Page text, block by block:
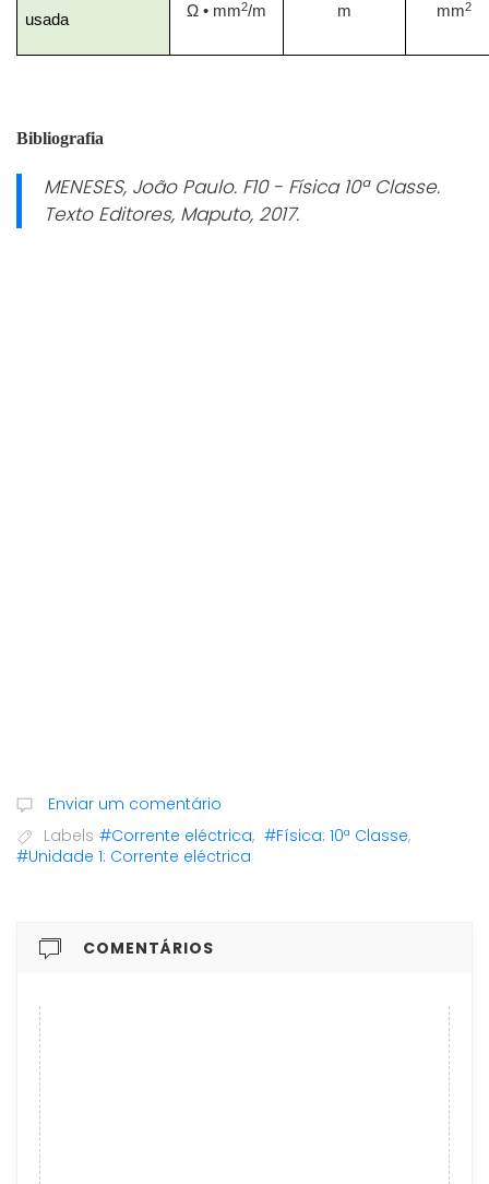
usada
Ω • mm2/m m mm2
Bibliografia
MENESES, João Paulo. F10 - Física 10ª Classe.
Texto Editores, Maputo, 2017.
Enviar um comentário
Labels #Corrente eléctrica, #Física: 10ª Classe,
#Unidade 1: Corrente eléctrica
COMENTÁRIOS